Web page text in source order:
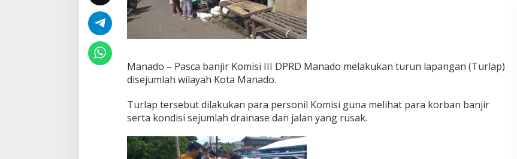
I
P
R
M
n
a
d
o
Manado – Pasca banjir Komisi III DPRD Manado melakukan turun lapangan (Turlap)
disejumlah wilayah Kota Manado.
Turlap tersebut dilakukan para personil Komisi guna melihat para korban banjir
serta kondisi sejumlah drainase dan jalan yang rusak.